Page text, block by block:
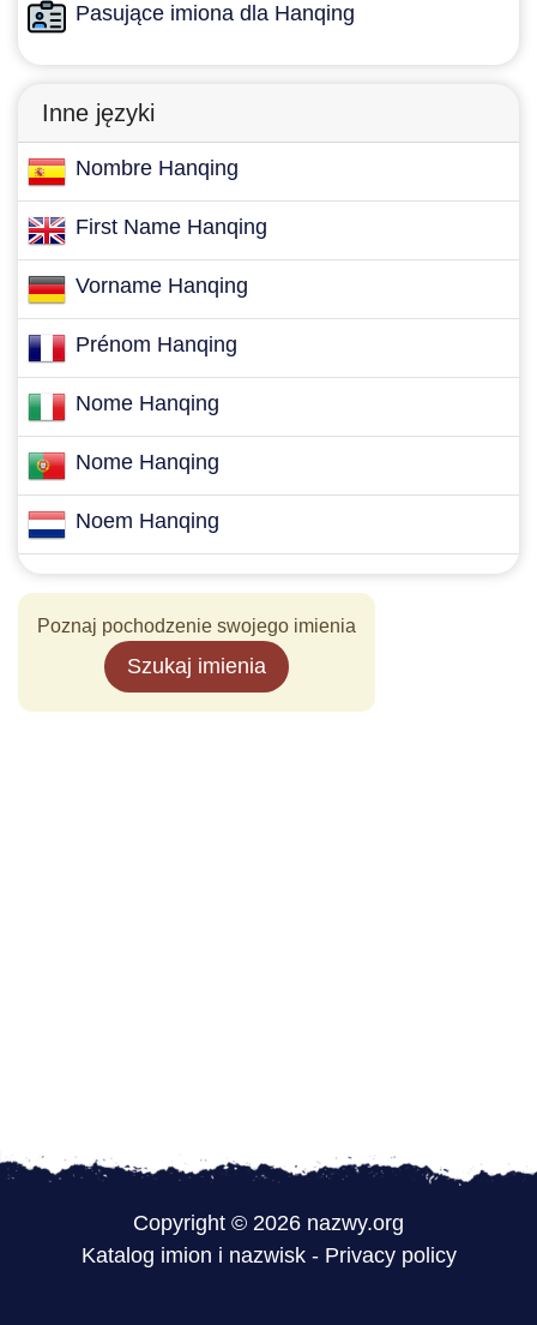
Pasujące imiona dla Hanqing
Inne języki
Nombre Hanqing
First Name Hanqing
Vorname Hanqing
Prénom Hanqing
Nome Hanqing
Nome Hanqing
Noem Hanqing
Poznaj pochodzenie swojego imienia
Szukaj imienia
Copyright © 2026 nazwy.org
Katalog imion i nazwisk- Privacy policy